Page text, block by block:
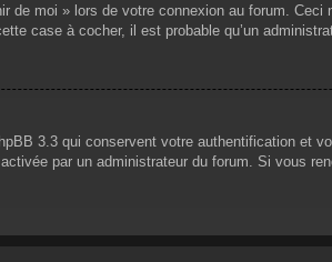
de moi » lors de votre connexion au forum.
case à cocher, il est probable qu’un
3.3 qui conservent votre authentification et
par un administrateur du forum. Si vous